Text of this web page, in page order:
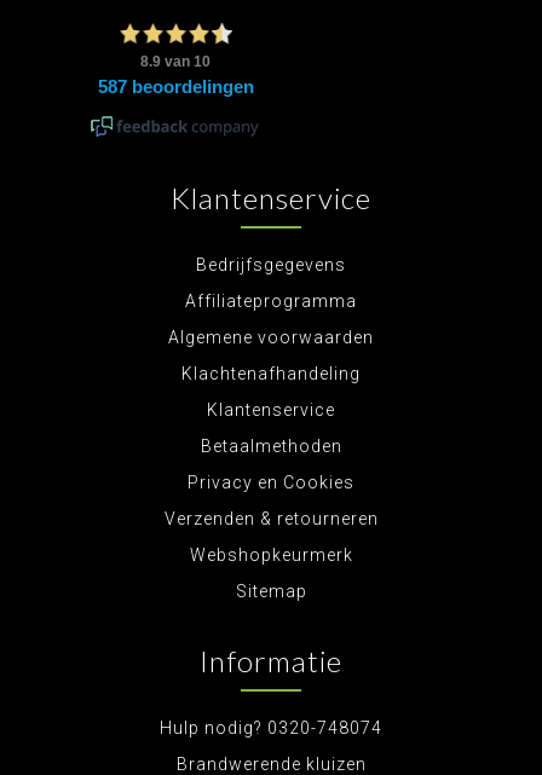
Klantenservice
Bedrijfsgegevens
Affiliateprogramma
Algemene voorwaarden
Klachtenafhandeling
Klantenservice
Betaalmethoden
Privacy en Cookies
Verzenden & retourneren
Webshopkeurmerk
Sitemap
Informatie
Hulp nodig? 0320-748074
Brandwerende kluizen